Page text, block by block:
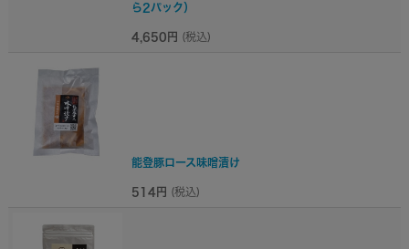
ら2パック）
4,650円 (税込)
能登豚ロース味噌漬け
514円 (税込)